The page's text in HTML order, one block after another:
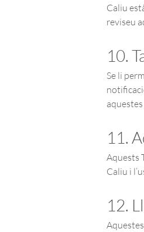
Caliu
reviseu
10.
Se li
11.
Aquests
Caliu i
12.